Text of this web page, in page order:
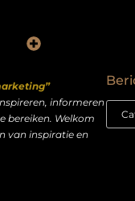
informeren
bereiken. Welkom
van inspiratie en